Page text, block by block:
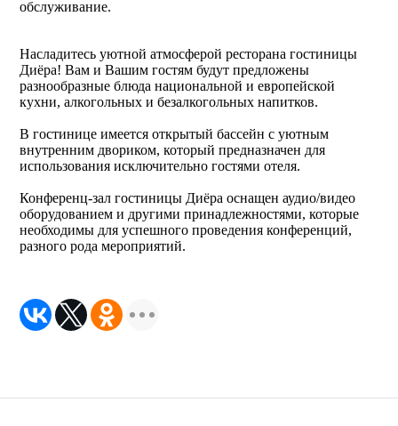
обслуживание.
Насладитесь уютной атмосферой ресторана гостиницы
Диёра! Вам и Вашим гостям будут предложены
разнообразные блюда национальной и европейской
кухни, алкогольных и безалкогольных напитков.
В гостинице имеется открытый бассейн с уютным
внутренним двориком, который предназначен для
использования исключительно гостями отеля.
Конференц-зал гостиницы Диёра оснащен аудио/видео
оборудованием и другими принадлежностями, которые
необходимы для успешного проведения конференций,
разного рода мероприятий.